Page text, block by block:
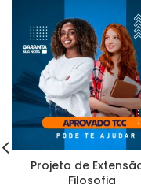
Projeto de
Filosofia